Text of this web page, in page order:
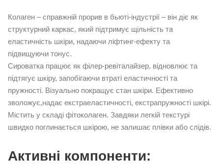
Колаген – справжній прорив в бьюті-індустрії – він діє як
структурний каркас, який підтримує щільність та
еластичність шкіри, надаючи ліфтинг-ефекту та
підвищуючи тонус.
Сироватка працює як філер-ревіталайзер, відновлює та
підтягує шкіру, запобігаючи втраті еластичності та
пружності. Візуально покращує стан шкіри. Ефективно
зволожує,надає екстраеластичності, екстрапружності шкірі.
Містить у складі фітоколаген. Завдяки легкій текстурі
швидко поглинається шкірою, не залишає плівки або слідів.
Активні компоненти: